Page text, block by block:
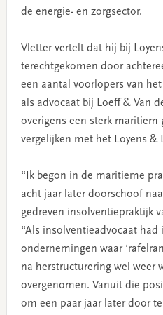
de energie- en zorgsector.
Vletter vertelt dat hij bij
terechtgekomen door
een aantal voorlopers van
als advocaat bij Loeff & Van
overigens een sterk maritiem
vergelijken met het Loyens &
“Ik begon in de maritieme
acht jaar later doorschoof
gedreven insolventiepraktijk
“Als insolventieadvocaat had
ondernemingen waar
na herstructurering wel weer
overgenomen. Vanuit die
om een paar jaar later door